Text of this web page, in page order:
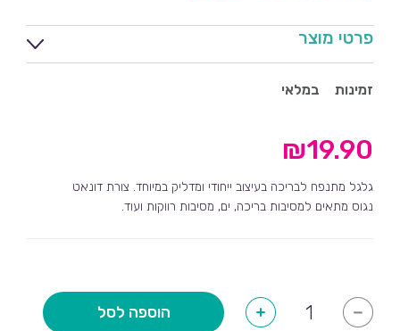
פרטי מוצר
זמינות במלאי
₪19.90
גלגל מתנפח לבריכה בעיצוב ייחודי ומדליק במיוחד. צורת דונאט
נגוס מתאים למסיבות בריכה, ים, מסיבות רווקות ועוד.
-
של
+ הוספה לסל